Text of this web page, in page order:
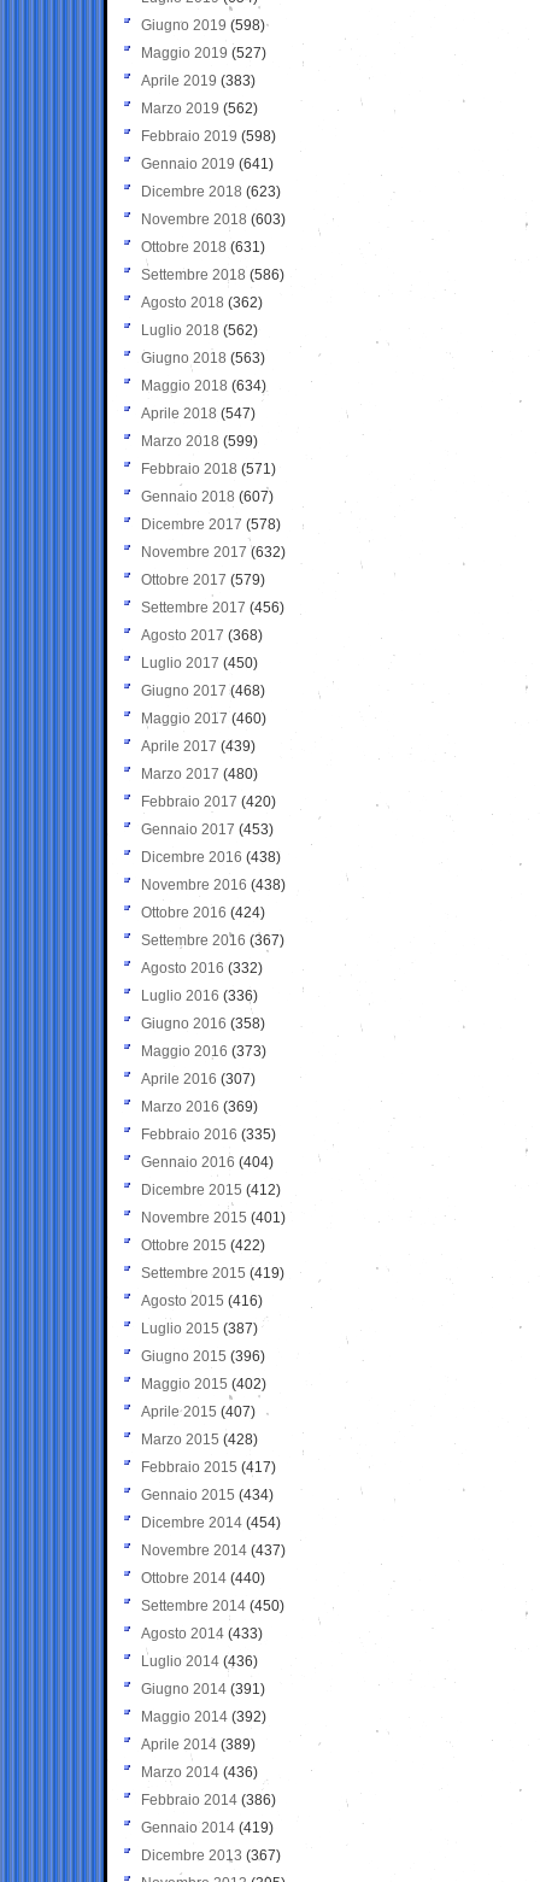
Giugno 2019 (598)
Maggio 2019 (527)
Aprile 2019 (383)
Marzo 2019 (562)
Febbraio 2019 (598)
Gennaio 2019 (641)
Dicembre 2018 (623)
Novembre 2018 (603)
Ottobre 2018 (631)
Settembre 2018 (586)
Agosto 2018 (362)
Luglio 2018 (562)
Giugno 2018 (563)
Maggio 2018 (634)
Aprile 2018 (547)
Marzo 2018 (599)
Febbraio 2018 (571)
Gennaio 2018 (607)
Dicembre 2017 (578)
Novembre 2017 (632)
Ottobre 2017 (579)
Settembre 2017 (456)
Agosto 2017 (368)
Luglio 2017 (450)
Giugno 2017 (468)
Maggio 2017 (460)
Aprile 2017 (439)
Marzo 2017 (480)
Febbraio 2017 (420)
Gennaio 2017 (453)
Dicembre 2016 (438)
Novembre 2016 (438)
Ottobre 2016 (424)
Settembre 2016 (367)
Agosto 2016 (332)
Luglio 2016 (336)
Giugno 2016 (358)
Maggio 2016 (373)
Aprile 2016 (307)
Marzo 2016 (369)
Febbraio 2016 (335)
Gennaio 2016 (404)
Dicembre 2015 (412)
Novembre 2015 (401)
Ottobre 2015 (422)
Settembre 2015 (419)
Agosto 2015 (416)
Luglio 2015 (387)
Giugno 2015 (396)
Maggio 2015 (402)
Aprile 2015 (407)
Marzo 2015 (428)
Febbraio 2015 (417)
Gennaio 2015 (434)
Dicembre 2014 (454)
Novembre 2014 (437)
Ottobre 2014 (440)
Settembre 2014 (450)
Agosto 2014 (433)
Luglio 2014 (436)
Giugno 2014 (391)
Maggio 2014 (392)
Aprile 2014 (389)
Marzo 2014 (436)
Febbraio 2014 (386)
Gennaio 2014 (419)
Dicembre 2013 (367)